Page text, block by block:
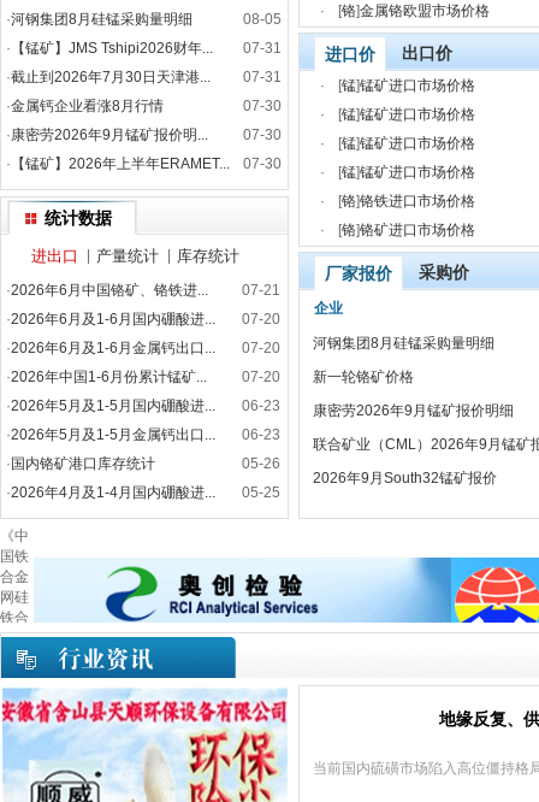
·河钢集团8月硅锰采购量明细
08-05
· 【锰矿】JMS Tshipi2026财年...
07-31
·截止到2026年7月30日天津港...
07-31
·金属钙企业看涨8月行情
07-30
·康密劳2026年9月锰矿报价明...
07-30
· 【锰矿】2026年上半年ERAMET... 07-30
统计数据
进出口 产量统计 库存统计
·2026年6月中国铬矿、铬铁进...
07-21
·2026年6月及1-6月国内硼酸进...
07-20
·2026年6月及1-6月金属钙出口...
07-20
·2026年中国1-6月份累计锰矿...
07-20
·2026年5月及1-5月国内硼酸进...
06-23
·2026年5月及1-5月金属钙出口...
06-23
· 国内铬矿港口库存统计
05-26
·2026年4月及1-4月国内硼酸进... 05-25
·
[铬]金属铬欧盟市场价格
进口价 出口价
· [锰]锰矿进口市场价格
·
[锰]锰矿进口市场价格
·
[锰]锰矿进口市场价格
·
[锰]锰矿进口市场价格
·
[铬]铬铁进口市场价格
·
[铬]铬矿进口市场价格
厂家报价 采购价
企业
河钢集团8月硅锰采购量明细
新一轮铬矿价格
康密劳2026年9月锰矿报价明细
联合矿业（CML）2026年9月锰矿
2026年9月South32锰矿报价
《中
国铁
合金
网硅
铁合
金日
报》
0424
地缘反复、
当前国内硫磺市场陷入高位僵持格